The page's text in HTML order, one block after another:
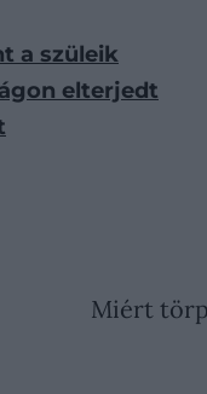
a szüleik
elterjedt
Miért